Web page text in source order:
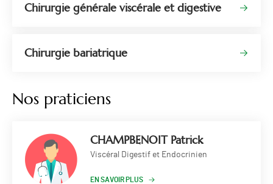
Chirurgie générale viscérale et digestive
Chirurgie bariatrique
Nos praticiens
CHAMPBENOIT Patrick
Viscéral Digestif et Endocrinien
EN SAVOIR PLUS